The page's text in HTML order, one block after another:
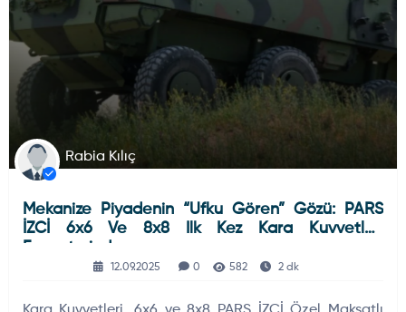
Rabia Kılıç
Mekanize Piyadenin “ufku Gören” Gözü: PARS
İZCİ 6x6 Ve 8x8 Ilk Kez Kara Kuvvetleri
Envanterinde
12.09.2025 0 582 2 dk